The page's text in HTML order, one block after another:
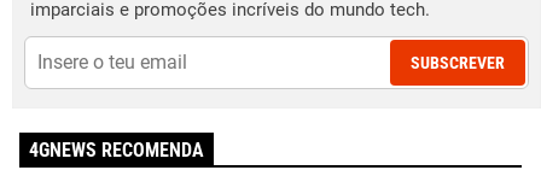
imparciais e promoções incríveis do mundo tech.
SUBSCREVER
4GNEWS RECOMENDA